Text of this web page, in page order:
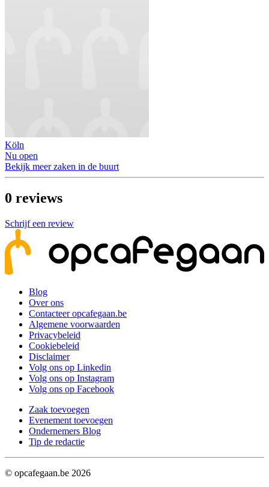
Köln
Nu open
Bekijk meer zaken in de buurt
0 reviews
Schrijf een review
Blog
Over ons
Contacteer opcafegaan.be
Algemene voorwaarden
Privacybeleid
Cookiebeleid
Disclaimer
Volg ons op Linkedin
Volg ons op Instagram
Volg ons op Facebook
Zaak toevoegen
Evenement toevoegen
Ondernemers Blog
Tip de redactie
© opcafegaan.be 2026